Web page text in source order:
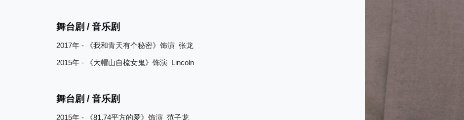
舞台剧 / 音乐剧
2017年 - 《我和青天有个秘密》饰演 张龙
2015年 - 《大帽山自梳女鬼》饰演 Lincoln
舞台剧 / 音乐剧
2015年 - 《81.74平方的爱》饰演 范子龙